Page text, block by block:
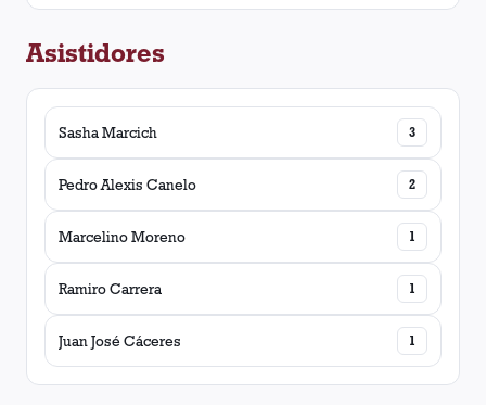
Asistidores
Sasha Marcich 3
Pedro Alexis Canelo 2
Marcelino Moreno 1
Ramiro Carrera 1
Juan José Cáceres 1